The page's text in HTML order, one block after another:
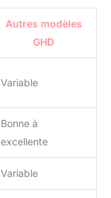
Autres modèles
GHD
Variable
Bonne à
excellente
Variable